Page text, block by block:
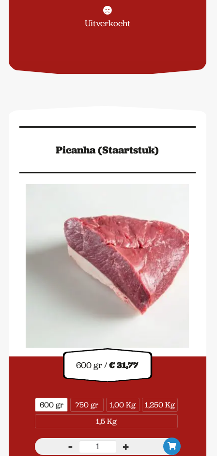
Uitverkocht
Picanha (Staartstuk)
600 gr 750 gr 1,00 Kg
1,250 Kg
1,5 Kg
600 gr /€ 31,77
-
Picanha
+